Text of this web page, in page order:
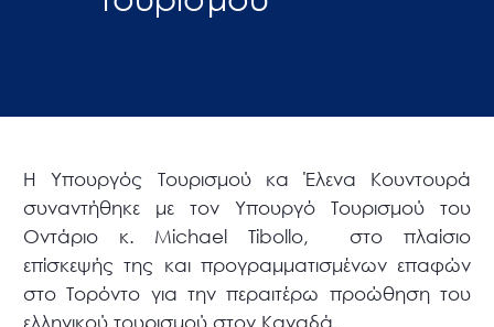
Η Υπουργός Τουρισμού κα Έλενα Κουντουρά
συναντήθηκε με τον Υπουργό Τουρισμού του
Οντάριο κ. Μichael Tibollo, στο πλαίσιο
επίσκεψής της και προγραμματισμένων επαφών
στο Τορόντο για την περαιτέρω προώθηση του
ελληνικού τουρισμού στον Καναδά.